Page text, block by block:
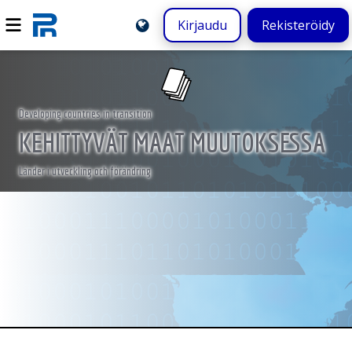
Kirjaudu Rekisteröidy
Developing countries in transition
KEHITTYVÄT MAAT MUUTOKSESSA
Länder i utveckling och förändring